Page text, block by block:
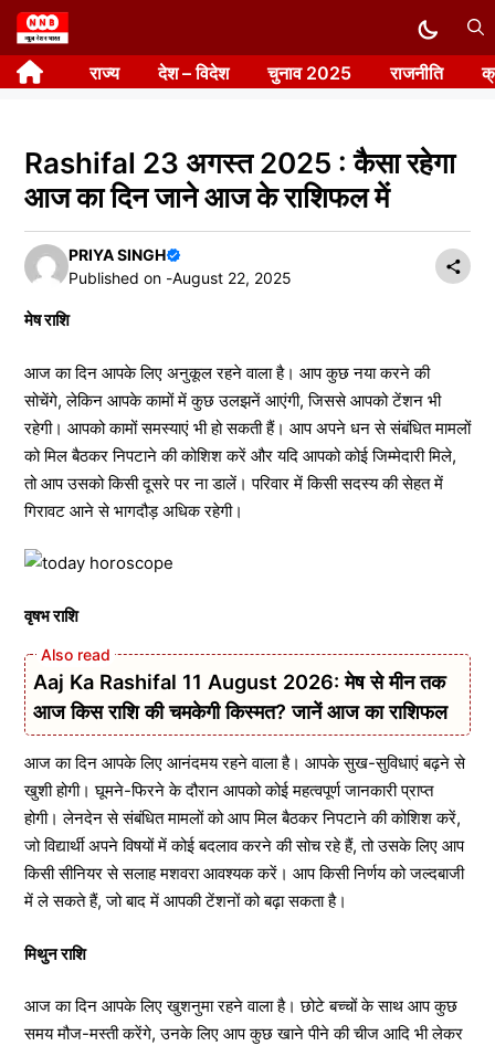
Skip
to
content राज्य देश – विदेश चुनाव 2025 राजनीति
Rashifal 23 अगस्त 2025 : कैसा रहेगा
आज का दिन जाने आज के राशिफल में
PRIYA SINGH
Published on -August 22, 2025
मेष राशि
आज का दिन आपके लिए अनुकूल रहने वाला है। आप कुछ नया करने की
सोचेंगे, लेकिन आपके कामों में कुछ उलझनें आएंगी, जिससे आपको टेंशन भी
रहेगी। आपको कामों समस्याएं भी हो सकती हैं। आप अपने धन से संबंधित मामलों
को मिल बैठकर निपटाने की कोशिश करें और यदि आपको कोई जिम्मेदारी मिले,
तो आप उसको किसी दूसरे पर ना डालें। परिवार में किसी सदस्य की सेहत में
गिरावट आने से भागदौड़ अधिक रहेगी।
वृषभ राशि
Aaj Ka Rashifal 11 August 2026: मेष से मीन तक
आज किस राशि की चमकेगी किस्मत? जानें आज का राशिफल
आज का दिन आपके लिए आनंदमय रहने वाला है। आपके सुख-सुविधाएं बढ़ने से
खुशी होगी। घूमने-फिरने के दौरान आपको कोई महत्वपूर्ण जानकारी प्राप्त
होगी। लेनदेन से संबंधित मामलों को आप मिल बैठकर निपटाने की कोशिश करें,
जो विद्यार्थी अपने विषयों में कोई बदलाव करने की सोच रहे हैं, तो उसके लिए आप
किसी सीनियर से सलाह मशवरा आवश्यक करें। आप किसी निर्णय को जल्दबाजी
में ले सकते हैं, जो बाद में आपकी टेंशनों को बढ़ा सकता है।
मिथुन राशि
आज का दिन आपके लिए खुशनुमा रहने वाला है। छोटे बच्चों के साथ आप कुछ
समय मौज-मस्ती करेंगे, उनके लिए आप कुछ खाने पीने की चीज आदि भी लेकर